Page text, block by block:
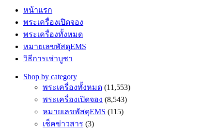
หน้าแรก
พระเครื่องเปิดจอง
พระเครื่องทั้งหมด
หมายเลขพัสดุEMS
วิธีการเช่าบูชา
Shop by category
พระเครื่องทั้งหมด (11,553)
พระเครื่องเปิดจอง (8,543)
หมายเลขพัสดุEMS (115)
เช็คข่าวสาร (3)